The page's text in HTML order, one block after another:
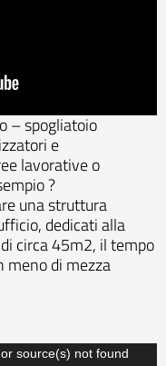
– spogliatoio
e
lavorative o
?
una struttura
dedicati alla
circa 45m2, il tempo
meno di mezza
source(s) not found